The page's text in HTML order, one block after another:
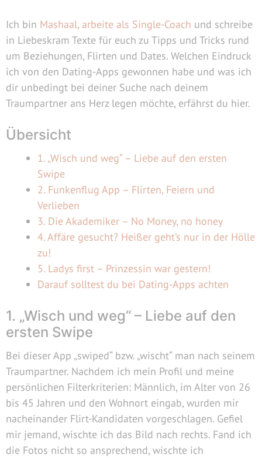
Ich bin Mashaal, arbeite als Single-Coach und schreibe
in Liebeskram Texte für euch zu Tipps und Tricks rund
um Beziehungen, Flirten und Dates. Welchen Eindruck
ich von den Dating-Apps gewonnen habe und was ich
dir unbedingt bei deiner Suche nach deinem
Traumpartner ans Herz legen möchte, erfährst du hier.
Übersicht
1. „Wisch und weg“ – Liebe auf den ersten
Swipe
2. Funkenflug App – Flirten, Feiern und
Verlieben
3. Die Akademiker – No Money, no honey
4. Affäre gesucht? Heißer geht’s nur in der Hölle
zu!
5. Ladys first – Prinzessin war gestern!
Darauf solltest du bei Dating-Apps achten
1. „Wisch und weg“ – Liebe auf den
ersten Swipe
Bei dieser App „swiped“ bzw. „wischt“ man nach seinem
Traumpartner. Nachdem ich mein Profil und meine
persönlichen Filterkriterien: Männlich, im Alter von 26
bis 45 Jahren und den Wohnort eingab, wurden mir
nacheinander Flirt-Kandidaten vorgeschlagen. Gefiel
mir jemand, wischte ich das Bild nach rechts. Fand ich
die Fotos nicht so ansprechend, wischte ich